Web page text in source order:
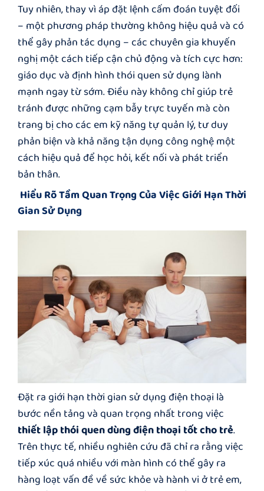
Tuy nhiên, thay vì áp đặt lệnh cấm đoán tuyệt đối
– một phương pháp thường không hiệu quả và có
thể gây phản tác dụng – các chuyên gia khuyến
nghị một cách tiếp cận chủ động và tích cực hơn:
giáo dục và định hình thói quen sử dụng lành
mạnh ngay từ sớm. Điều này không chỉ giúp trẻ
tránh được những cạm bẫy trực tuyến mà còn
trang bị cho các em kỹ năng tự quản lý, tư duy
phản biện và khả năng tận dụng công nghệ một
cách hiệu quả để học hỏi, kết nối và phát triển
bản thân.
Hiểu Rõ Tầm Quan Trọng Của Việc Giới Hạn Thời
Gian Sử Dụng
Đặt ra giới hạn thời gian sử dụng điện thoại là
bước nền tảng và quan trọng nhất trong việc
thiết lập thói quen dùng điện thoại tốt cho trẻ.
Trên thực tế, nhiều nghiên cứu đã chỉ ra rằng việc
tiếp xúc quá nhiều với màn hình có thể gây ra
hàng loạt vấn đề về sức khỏe và hành vi ở trẻ em,